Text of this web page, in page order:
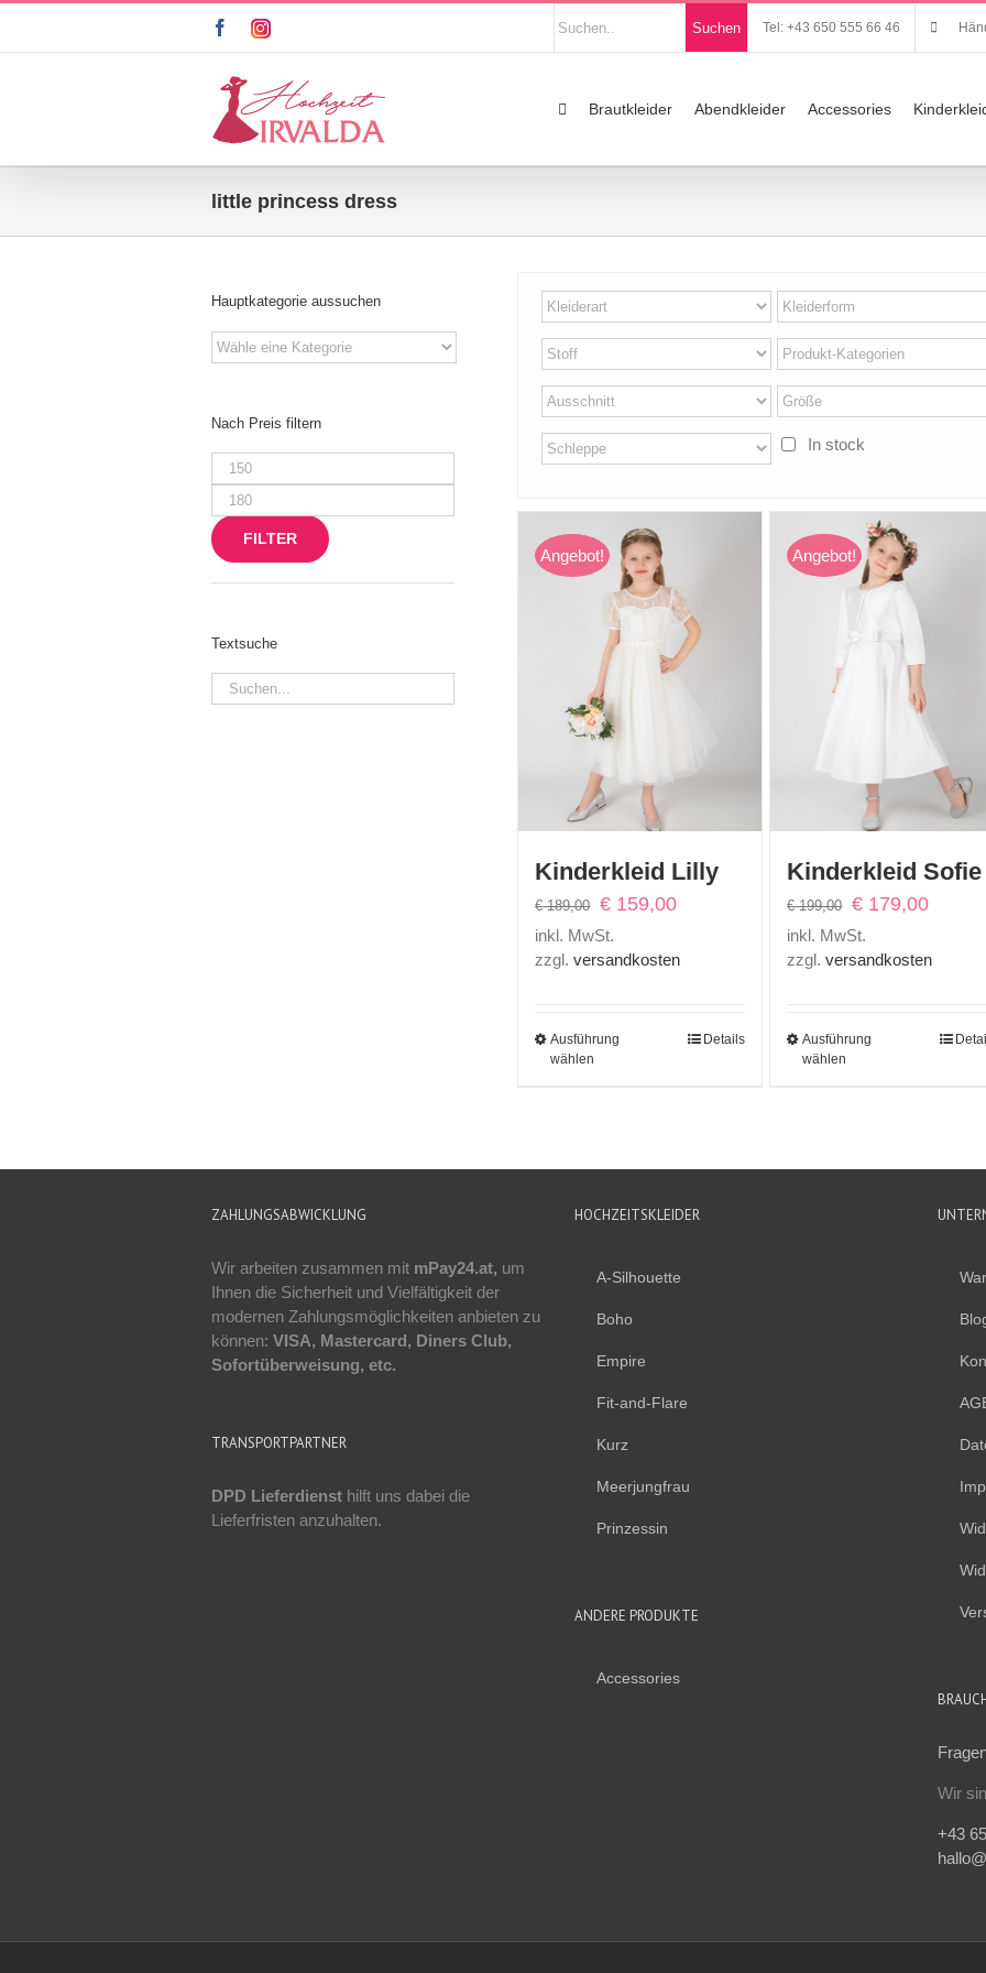
springen
facebookinstagram
Produkten
suchen
Suchen Tel: +43 650 555 66 46
Brautkleider Abendkleider Accessories
little princess dress
In stock
Angebot!
Kinderkleid Lilly
€189,00 Ursprünglicher
€ 159,00Aktueller
inkl. MwSt.
zzgl.versandkosten
Ausführung
wählen
Details
Angebot!
Kinderkleid Sofie
€199,00 Ursprünglicher
€ 179,00
inkl. MwSt.
zzgl.versandkosten
Ausführung
wählen
Hauptkategorie aussuchen
Nach Preis filtern
Min.
Preis
Max.
Preis
FILTER
Textsuche
ZAHLUNGSABWICKLUNG
Wir arbeiten zusammen mit mPay24.at, um
Ihnen die Sicherheit und Vielfältigkeit der
modernen Zahlungsmöglichkeiten anbieten zu
können: VISA, Mastercard, Diners Club,
Sofortüberweisung, etc.
TRANSPORTPARTNER
DPD Lieferdienst hilft uns dabei die
Lieferfristen anzuhalten.
HOCHZEITSKLEIDER
A-Silhouette
Boho
Empire
Fit-and-Flare
Kurz
Meerjungfrau
Prinzessin
ANDERE PRODUKTE
Accessories
Wir
+43